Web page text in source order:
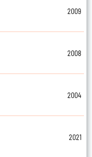
2009
2008
2004
2021